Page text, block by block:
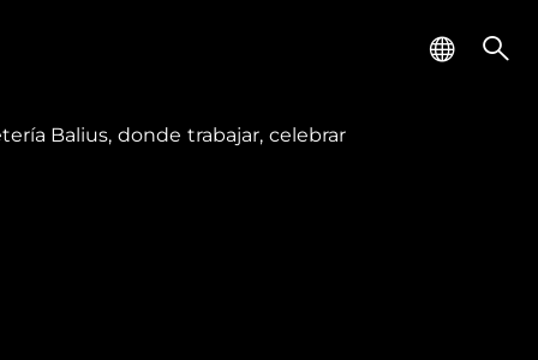
Balius, donde trabajar, celebrar